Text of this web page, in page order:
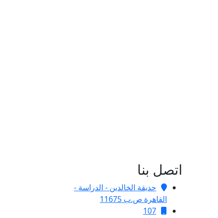
اتصل بنا
حديقة الخالدين - الدراسة -
القاهرة ص.ب 11675
107